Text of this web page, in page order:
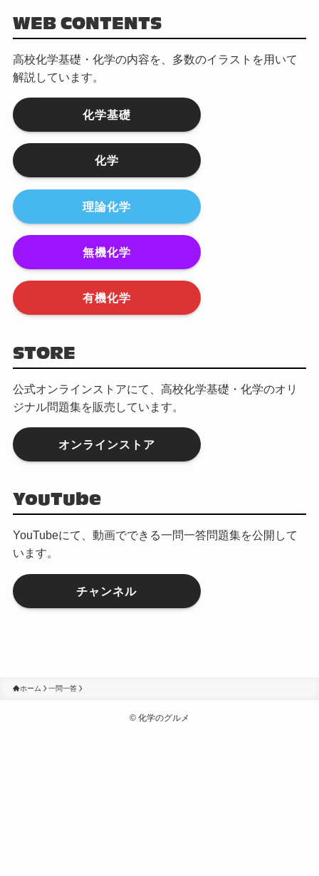
WEB CONTENTS
高校化学基礎・化学の内容を、多数のイラストを用いて
解説しています。
化学基礎
化学
理論化学
無機化学
有機化学
STORE
公式オンラインストアにて、高校化学基礎・化学のオリ
ジナル問題集を販売しています。
オンラインストア
YouTube
YouTubeにて、動画でできる一問一答問題集を公開して
います。
チャンネル
ホーム 一問一答
© 化学のグルメ